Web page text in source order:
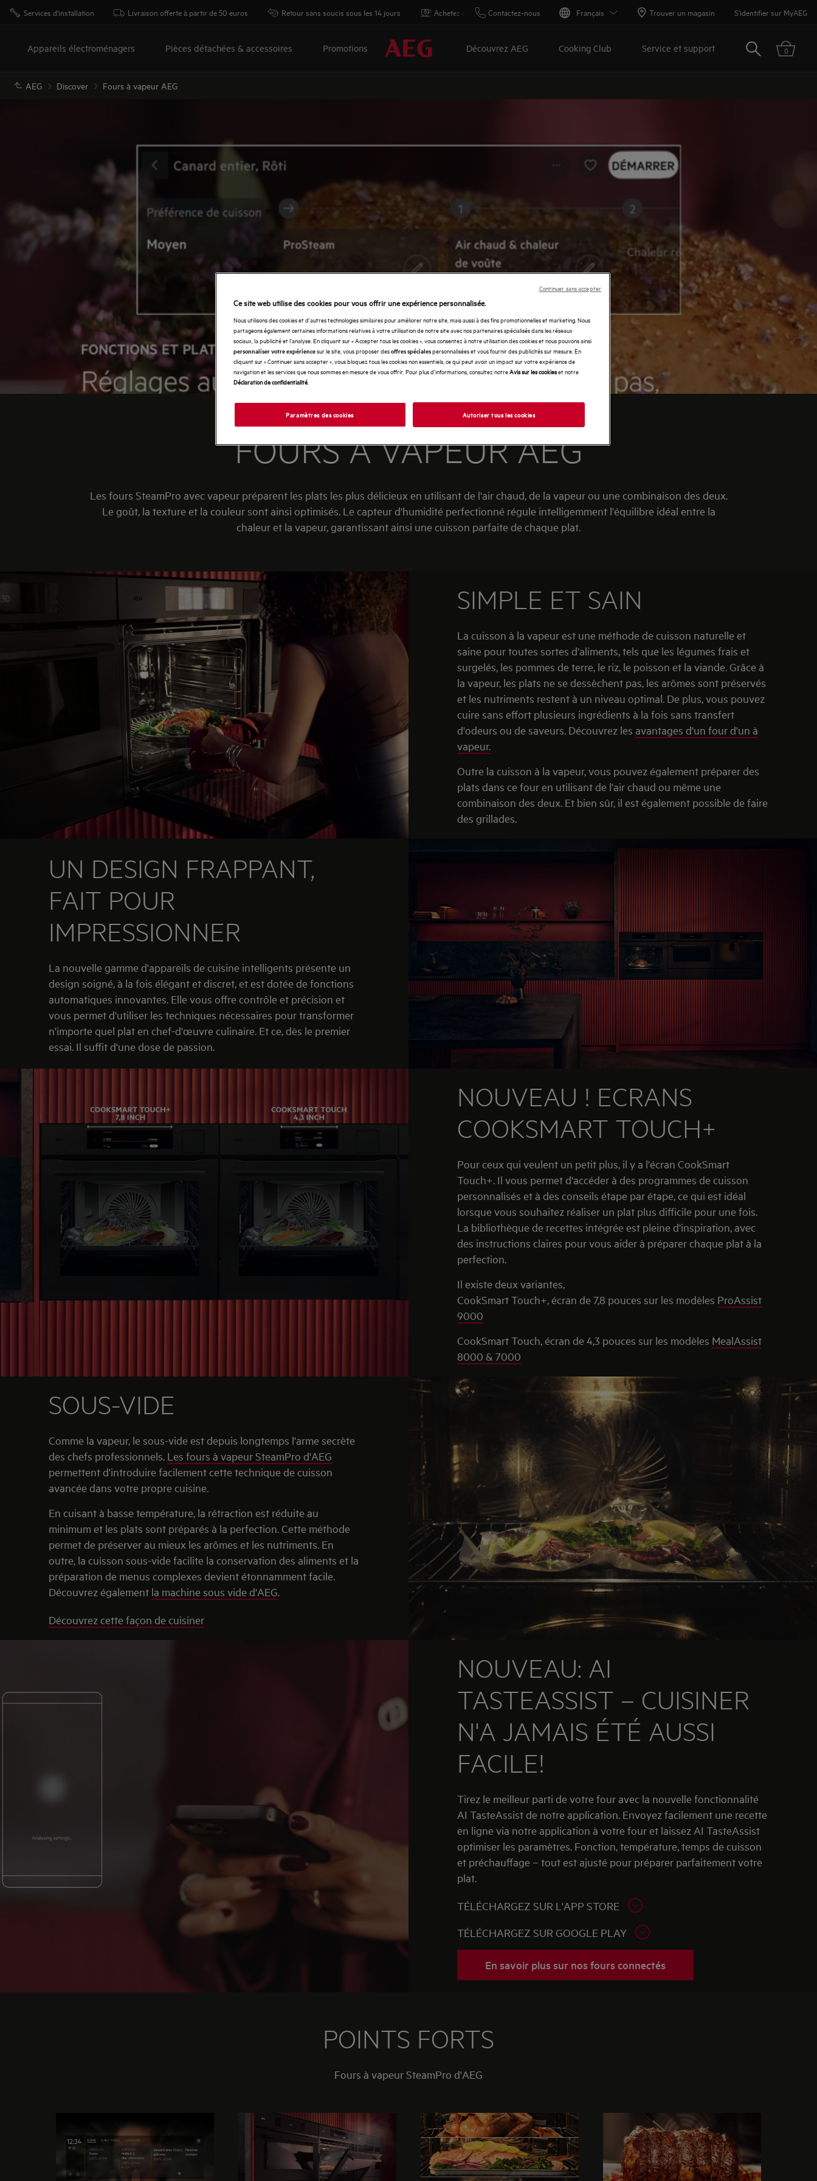
Services d'installation Livraison offerte à partir de 50 euros Retour sans soucis sous les 14 jours Achetez directement auprès d'AEG
Contactez-nous Français Trouver un magasin S'identifier sur MyAEG
Appareils électroménagers Pièces détachées & accessoires Promotions Découvrez AEG Cooking Club Service et support Rechercher
0
AEG Discover Fours à vapeur AEG
FOURS À VAPEUR AEG
Les fours SteamPro avec vapeur préparent les plats les plus délicieux en utilisant de l'air chaud, de la vapeur ou une combinaison des deux.
Le goût, la texture et la couleur sont ainsi optimisés. Le capteur d'humidité perfectionné régule intelligemment l'équilibre idéal entre la
chaleur et la vapeur, garantissant ainsi une cuisson parfaite de chaque plat.
SIMPLE ET SAIN
La cuisson à la vapeur est une méthode de cuisson naturelle et
saine pour toutes sortes d'aliments, tels que les légumes frais et
surgelés, les pommes de terre, le riz, le poisson et la viande. Grâce à
la vapeur, les plats ne se dessèchent pas, les arômes sont préservés
et les nutriments restent à un niveau optimal. De plus, vous pouvez
cuire sans effort plusieurs ingrédients à la fois sans transfert
d'odeurs ou de saveurs. Découvrez les avantages d'un four d'un à
vapeur.
Outre la cuisson à la vapeur, vous pouvez également préparer des
plats dans ce four en utilisant de l'air chaud ou même une
combinaison des deux. Et bien sûr, il est également possible de faire
des grillades.
UN DESIGN FRAPPANT,
FAIT POUR
IMPRESSIONNER
La nouvelle gamme d'appareils de cuisine intelligents présente un
design soigné, à la fois élégant et discret, et est dotée de fonctions
automatiques innovantes. Elle vous offre contrôle et précision et
vous permet d'utiliser les techniques nécessaires pour transformer
n'importe quel plat en chef-d'œuvre culinaire. Et ce, dès le premier
essai. Il suffit d'une dose de passion.
NOUVEAU ! ECRANS
COOKSMART TOUCH+
Pour ceux qui veulent un petit plus, il y a l'écran CookSmart
Touch+. Il vous permet d'accéder à des programmes de cuisson
personnalisés et à des conseils étape par étape, ce qui est idéal
lorsque vous souhaitez réaliser un plat plus difficile pour une fois.
La bibliothèque de recettes intégrée est pleine d'inspiration, avec
des instructions claires pour vous aider à préparer chaque plat à la
perfection.
Il existe deux variantes,
CookSmart Touch+, écran de 7,8 pouces sur les modèles ProAssist
9000
CookSmart Touch, écran de 4,3 pouces sur les modèles MealAssist
8000 & 7000
SOUS-VIDE
Comme la vapeur, le sous-vide est depuis longtemps l'arme secrète
des chefs professionnels. Les fours à vapeur SteamPro d'AEG
permettent d'introduire facilement cette technique de cuisson
avancée dans votre propre cuisine.
En cuisant à basse température, la rétraction est réduite au
minimum et les plats sont préparés à la perfection. Cette méthode
permet de préserver au mieux les arômes et les nutriments. En
outre, la cuisson sous-vide facilite la conservation des aliments et la
préparation de menus complexes devient étonnamment facile.
Découvrez également la machine sous vide d'AEG.
Découvrez cette façon de cuisiner
NOUVEAU: AI
TASTEASSIST – CUISINER
N'A JAMAIS ÉTÉ AUSSI
FACILE!
Tirez le meilleur parti de votre four avec la nouvelle fonctionnalité
AI TasteAssist de notre application. Envoyez facilement une recette
en ligne via notre application à votre four et laissez AI TasteAssist
optimiser les paramètres. Fonction, température, temps de cuisson
et préchauffage – tout est ajusté pour préparer parfaitement votre
plat.
TÉLÉCHARGEZ SUR L'APP STORE
TÉLÉCHARGEZ SUR GOOGLE PLAY
En savoir plus sur nos fours connectés
POINTS FORTS
Fours à vapeur SteamPro d'AEG
Ce site web utilise des cookies pour vous offrir une expérience personnalisée.
Nous utilisons des cookies et d'autres technologies similaires pour améliorer notre site, mais aussi à des fins promotionnelles et marketing. Nous
partageons également certaines informations relatives à votre utilisation de notre site avec nos partenaires spécialisés dans les réseaux
sociaux, la publicité et l'analyse. En cliquant sur « Accepter tous les cookies », vous consentez à notre utilisation des cookies et nous pouvons ainsi
personnaliser votre expériencesur le site, vous proposer desoffres spécialespersonnalisées et vous fournir des publicités sur mesure. En
cliquant sur « Continuer sans accepter », vous bloquez tous les cookies non essentiels, ce qui peut avoir un impact sur votre expérience de
navigation et les services que nous sommes en mesure de vous offrir. Pour plus d'informations, consultez notreAvis sur les cookieset notre
Déclaration de confidentialité
Paramètres des cookies Autoriser tous les cookies
Continuer sans accepter